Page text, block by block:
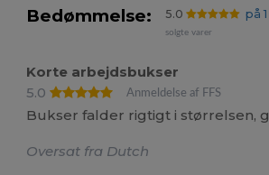
Bedømmelse: 5.0 på
solgte varer
Korte arbejdsbukser
5.0
Anmeldelse af FFS
Bukser falder rigtigt i størrelsen,
Oversat fra Dutch